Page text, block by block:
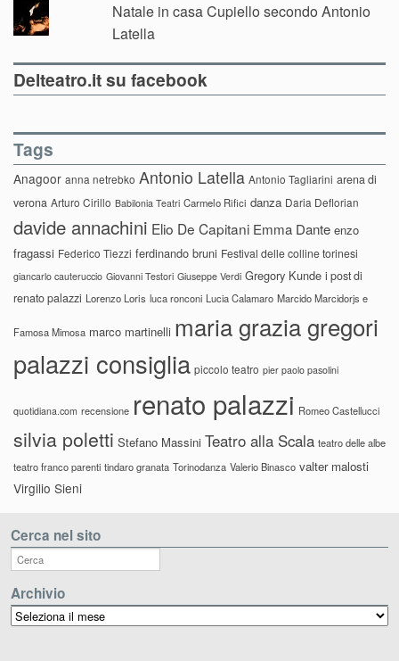
Natale in casa Cupiello secondo Antonio
Latella
Delteatro.it su facebook
Tags
Anagoor anna netrebko Antonio Latella Antonio Tagliarini arena di
verona Arturo Cirillo Babilonia Teatri Carmelo Rifici danza Daria Deflorian
davide annachini Elio De Capitani Emma Dante enzo
fragassi Federico Tiezzi ferdinando bruni Festival delle colline torinesi
giancarlo cauteruccio Giovanni Testori Giuseppe Verdi Gregory Kunde i post di
renato palazzi Lorenzo Loris luca ronconi Lucia Calamaro Marcido Marcidorjs e
Famosa Mimosa marco martinelli maria grazia gregori
palazzi consiglia piccolo teatro pier paolo pasolini
quotidiana.com recensione renato palazzi Romeo Castellucci
silvia poletti Stefano Massini Teatro alla Scala teatro delle albe
teatro franco parenti tindaro granata Torinodanza Valerio Binasco valter malosti
Virgilio Sieni
Cerca nel sito
Archivio
Archivio